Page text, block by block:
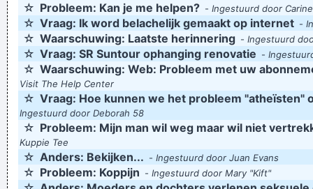
☆ Probleem: Kan je me helpen? - Ingestuurd door
☆ Vraag: Ik word belachelijk gemaakt op internet -
☆ Waarschuwing: Laatste herinnering - Ingestuurd
☆ Vraag: SR Suntour ophanging renovatie -
☆ Waarschuwing: Web: Probleem met uw
Visit The Help Center
☆ Vraag: Hoe kunnen we het probleem "atheïsten"
Ingestuurd door Deborah 58
☆ Probleem: Mijn man wil weg maar wil niet
Kuppie Tee
☆ Anders: Bekijken... - Ingestuurd door Juan Evans
☆ Probleem: Koppijn - Ingestuurd door Mary "Kift"